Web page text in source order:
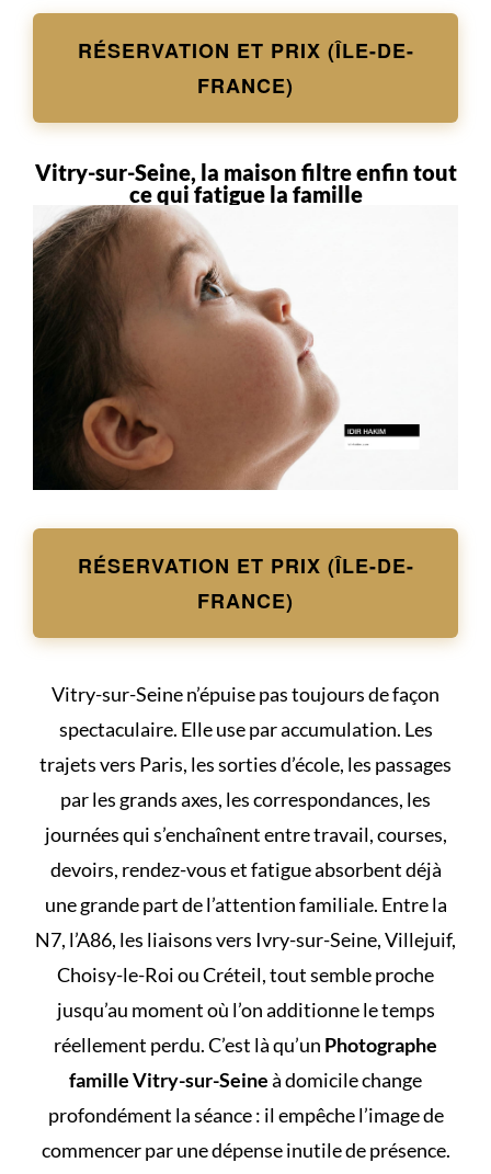
RÉSERVATION ET PRIX (ÎLE-DE-
FRANCE)
Vitry-sur-Seine, la maison filtre enfin tout
ce qui fatigue la famille
RÉSERVATION ET PRIX (ÎLE-DE-
FRANCE)
Vitry-sur-Seine n’épuise pas toujours de façon
spectaculaire. Elle use par accumulation. Les
trajets vers Paris, les sorties d’école, les passages
par les grands axes, les correspondances, les
journées qui s’enchaînent entre travail, courses,
devoirs, rendez-vous et fatigue absorbent déjà
une grande part de l’attention familiale. Entre la
N7, l’A86, les liaisons vers Ivry-sur-Seine, Villejuif,
Choisy-le-Roi ou Créteil, tout semble proche
jusqu’au moment où l’on additionne le temps
réellement perdu. C’est là qu’un Photographe
famille Vitry-sur-Seineà domicile change
profondément la séance : il empêche l’image de
commencer par une dépense inutile de présence.